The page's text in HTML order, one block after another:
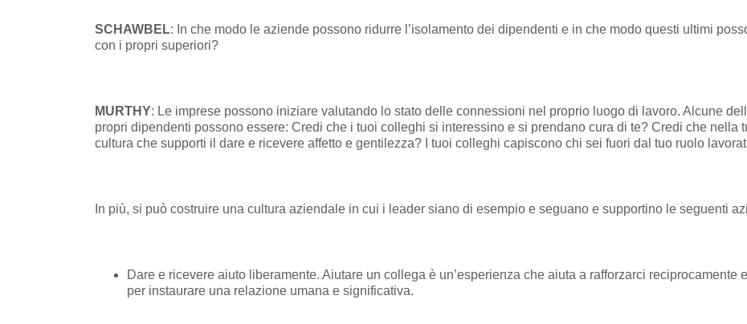
SCHAWBEL: In che modo le aziende possono ridurre l’isolamento dei dipendenti e in che modo questi ultimi
con i propri superiori?
MURTHY: Le imprese possono iniziare valutando lo stato delle connessioni nel proprio luogo di lavoro. Alcune
propri dipendenti possono essere: Credi che i tuoi colleghi si interessino e si prendano cura di te? Credi che nella
cultura che supporti il dare e ricevere affetto e gentilezza? I tuoi colleghi capiscono chi sei fuori dal tuo ruolo
In più, si può costruire una cultura aziendale in cui i leader siano di esempio e seguano e supportino le seguenti
Dare e ricevere aiuto liberamente. Aiutare un collega è un’esperienza che aiuta a rafforzarci reciprocamente
per instaurare una relazione umana e significativa.